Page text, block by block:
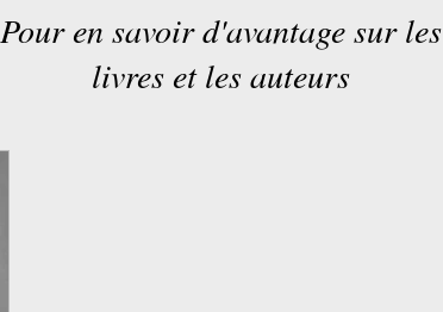
Pour en savoir d'avantage sur les
livres et les auteurs